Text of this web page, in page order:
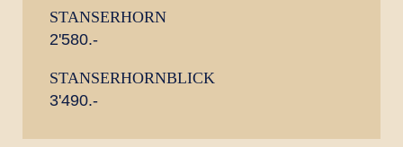
STANSERHORN
2'580.-
STANSERHORNBLICK
3'490.-